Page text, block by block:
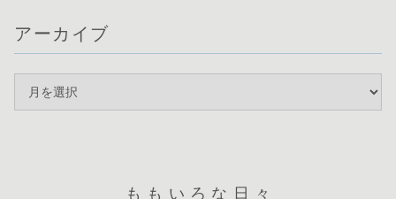
アーカイブ
ももいろな日々